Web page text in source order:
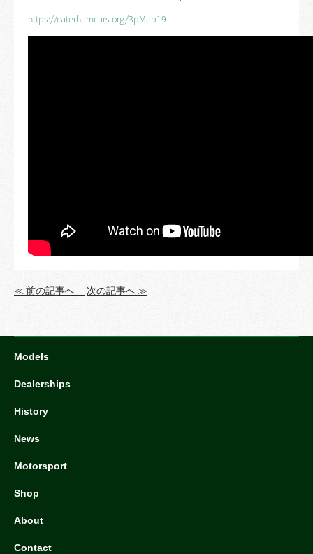
https://caterhamcars.org/3pMab19
≪ 前の記事へ 次の記事へ ≫
Models
Dealerships
History
News
Motorsport
Shop
About
Contact